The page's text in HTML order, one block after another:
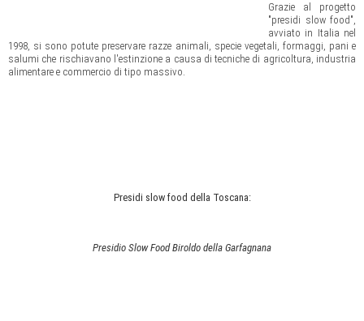
Grazie al progetto
"presidi slow food",
avviato in Italia nel
1998, si sono potute preservare razze animali, specie vegetali, formaggi, pani e
salumi che rischiavano l'estinzione a causa di tecniche di agricoltura, industria
alimentare e commercio di tipo massivo.
Presidi slow food della Toscana:
Presidio Slow Food Biroldo della Garfagnana